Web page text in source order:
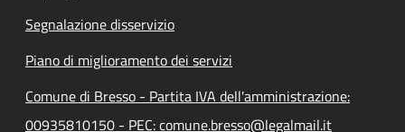
Segnalazione disservizio
Piano di miglioramento dei servizi
Comune di Bresso - Partita IVA dell'amministrazione:
00935810150 - PEC: comune.bresso@legalmail.it